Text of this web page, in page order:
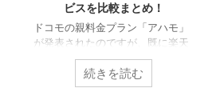
ドコモ格安との比較も
auでも格安の新料金プラン
povo（ポヴォ）が発表されまし
た！ 新料金プランへの移行を検討
するにあたって気になるのはま
ず、デメリットですよね。 そこで
続きを読む